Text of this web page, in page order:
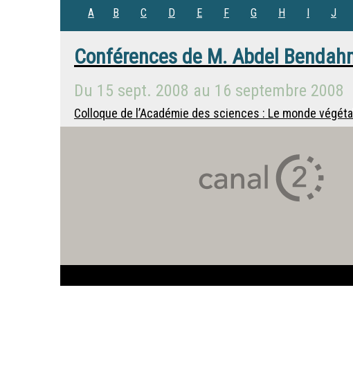
A B C D E F G H I J
Conférences de M. Abdel
Du 15 sept. 2008 au 16 septembre 2008
Colloque de l’Académie des sciences : Le monde